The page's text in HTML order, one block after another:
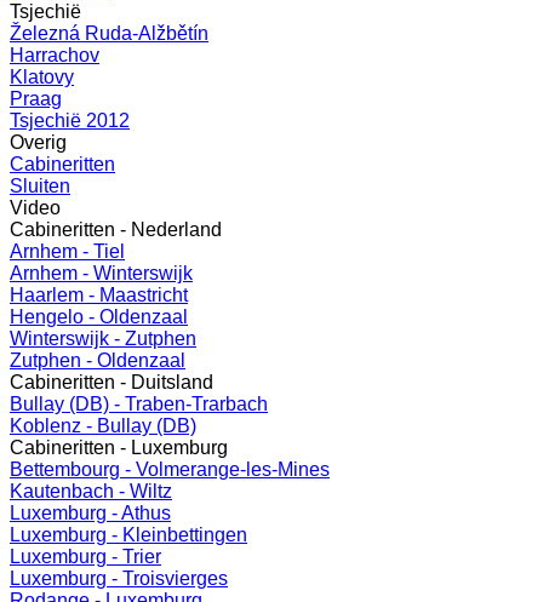
Tsjechië
Železná Ruda-Alžbětín
Harrachov
Klatovy
Praag
Tsjechië 2012
Overig
Cabineritten
Sluiten
Video
Cabineritten - Nederland
Arnhem - Tiel
Arnhem - Winterswijk
Haarlem - Maastricht
Hengelo - Oldenzaal
Winterswijk - Zutphen
Zutphen - Oldenzaal
Cabineritten - Duitsland
Bullay (DB) - Traben-Trarbach
Koblenz - Bullay (DB)
Cabineritten - Luxemburg
Bettembourg - Volmerange-les-Mines
Kautenbach - Wiltz
Luxemburg - Athus
Luxemburg - Kleinbettingen
Luxemburg - Trier
Luxemburg - Troisvierges